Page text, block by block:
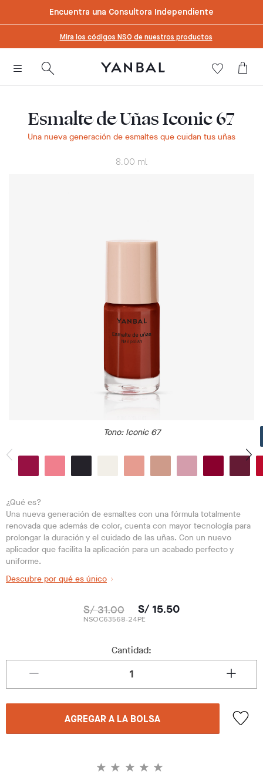
Encuentra una Consultora Independiente
Mira los códigos NSO de nuestros productos
Esmalte de Uñas Iconic 67
Una nueva generación de esmaltes que cuidan tus uñas
8.00 ml
Tono: Iconic 67
¿Qué es?
Una nueva generación de esmaltes con una fórmula totalmente
renovada que además de color, cuenta con mayor tecnología para
prolongar la duración y el cuidado de las uñas. Con un nuevo
aplicador que facilita la aplicación para un acabado perfecto y
uniforme.
Descubre por qué es único
S/ 31.00 S/ 15.50
NSOC63568-24PE
Cantidad:
AGREGAR A LA BOLSA